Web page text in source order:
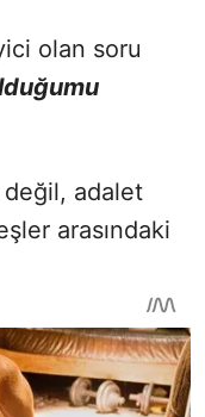
olan soru
adalet
arasındaki